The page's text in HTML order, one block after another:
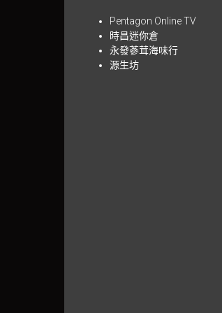
Pentagon Online TV
時昌迷你倉
永發蔘茸海味行
源生坊